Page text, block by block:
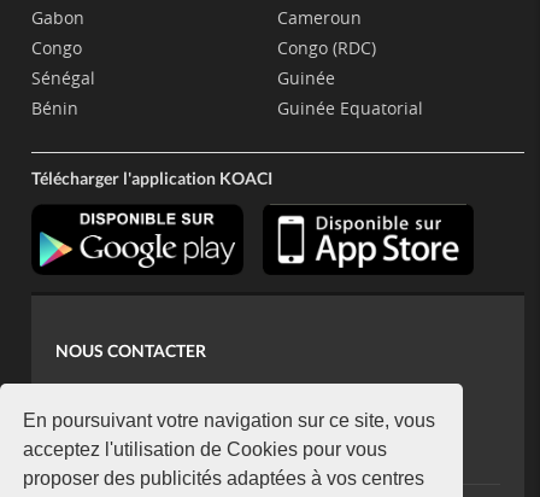
En poursuivant votre navigation sur ce site, vous
acceptez l'utilisation de Cookies pour vous
proposer des publicités adaptées à vos centres
Gabon
Congo
Sénégal
Bénin
Cameroun
Congo (RDC)
Guinée
Guinée Equatorial
Télécharger l'application KOACI
NOUS CONTACTER
koaci@yahoo.fr
+225 07 08 85 52 93